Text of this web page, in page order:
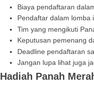
Biaya pendaftaran
Pendaftar dalam lomba
Tim yang mengikuti
Keputusan pemenang
Deadline pendaftaran
Jangan lupa lihat juga
Hadiah Panah